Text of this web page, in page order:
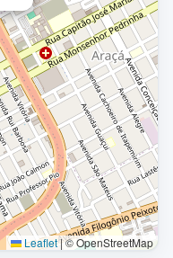
Leaflet|© OpenStreetMap